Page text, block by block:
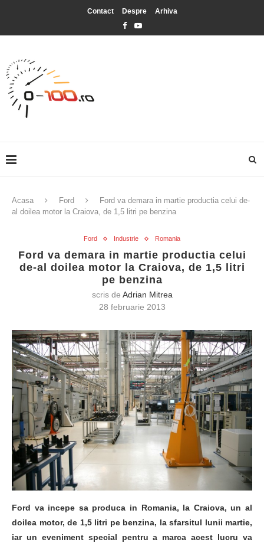
Contact Despre Arhiva
Acasa Ford
Ford va demara in martie productia celui de-
al doilea motor la Craiova, de 1,5 litri pe benzina
Ford Industrie Romania
Ford va demara in martie productia celui
de-al doilea motor la Craiova, de 1,5 litri
pe benzina
scris de Adrian Mitrea
28 februarie 2013
Ford va incepe sa produca in Romania, la Craiova, un al
doilea motor, de 1,5 litri pe benzina, la sfarsitul lunii martie,
iar un eveniment special pentru a marca acest lucru va